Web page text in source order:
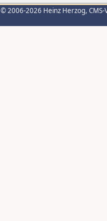
© 2006-2026 Heinz Herzog,